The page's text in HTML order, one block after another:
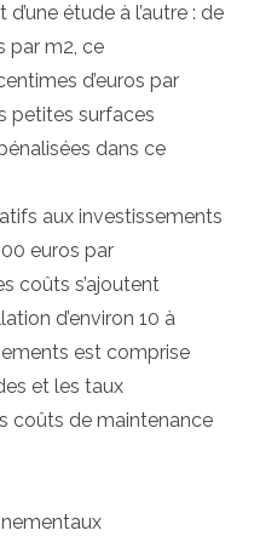
étude à l’autre : de
par m2, ce
d’euros par
petites surfaces
dans ce
aux investissements
euros par
coûts s’ajoutent
d’environ 10 à
est comprise
et les taux
coûts de maintenance